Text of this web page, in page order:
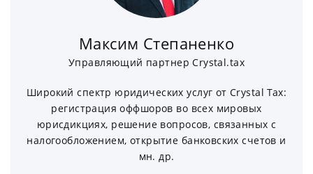
Максим Степаненко
Управляющий партнер Crystal.tax
Широкий спектр юридических услуг от Crystal Tax:
регистрация оффшоров во всех мировых
юрисдикциях, решение вопросов, связанных с
налогообложением, открытие банковских счетов и
мн. др.